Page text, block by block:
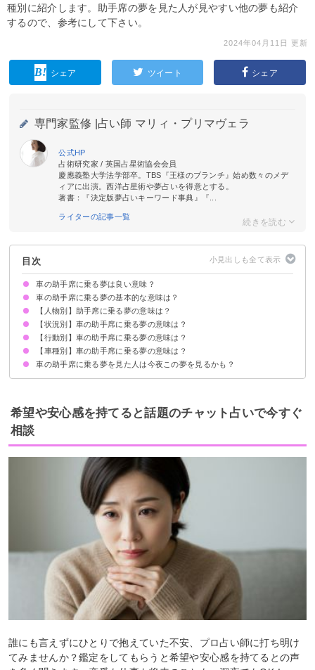
種別に紹介します。助手席の夢を見た人が見やすい他の夢も紹介
するので、参考にして下さい。
2024年04月11日 更新
シェア ツイート シェア
専門家監修 | 占い師 マリィ・プリマヴェラ
公式HP
占術研究家 / 英国占星術協会会員
慶應義塾大学法学部卒。TBS『王様のブランチ』始め数々のメデ
ィアに出演。西洋占星術や夢占いを得意とする。
著書：『決定版夢占いキーワード事典』『...
ライターの記事一覧
目次
車の助手席に乗る夢は良い意味？
車の助手席に乗る夢の基本的な意味は？
車の助手席に乗る夢は相手との関係性を暗示
状況や相手によって意味が決まる
【人物別】助手席に乗る夢の意味は？
元彼が助手席に乗っている夢【吉夢】
恋人が助手席に乗っている夢【吉夢】
知らない人が助手席に乗っている夢【吉夢】
友達が助手席に乗っている夢【吉夢】
芸能人が助手席に乗っている夢【警告夢】
家族が助手席に乗っている夢【吉夢】
【状況別】車の助手席に乗る夢の意味は？
助手席に乗っている車が暴走する夢【予知夢】
助手席に乗って事故に遭う夢【警告夢】
助手席に乗っている車が人を轢く夢【警告夢】
助手席に乗ってカーチェイスする夢【吉夢】
助手席に乗っている時に運転手が居眠り運転する夢【警告夢】
【行動別】車の助手席に乗る夢の意味は？
車の助手席で寝る夢【警告夢】
車の助手席で景色を見る夢【吉夢】
車の助手席で会話する夢【吉夢】
【車種別】車の助手席に乗る夢の意味は？
タクシーの助手席に乗る夢【警告夢】
トラックの助手席に乗る夢【警告夢】
バスの助手席に乗る夢【吉夢】
車の助手席に乗る夢を見た人は今夜この夢を見るかも？
仲間外れの夢
同級生の夢
居酒屋の夢
希望や安心感を持てると話題のチャット占いで今すぐ
相談
誰にも言えずにひとりで抱えていた不安、プロ占い師に打ち明け
てみませんか？鑑定をしてもらうと希望や安心感を持てるとの声